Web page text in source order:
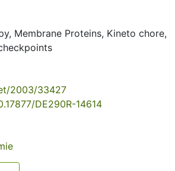
, Membrane Proteins, Kineto chore,
2003/33427
DE290R-14614